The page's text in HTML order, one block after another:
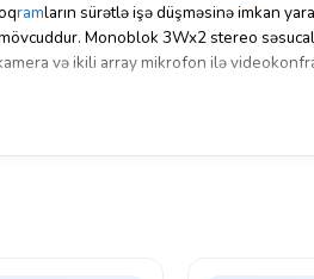
ramların sürətlə işə düşməsinə imkan
Monoblok 3Wx2 stereo
və ikili array mikrofon ilə
və siçan ilə təchiz olunub, Wi-Fi 6 və